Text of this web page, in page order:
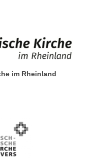
im Rheinland